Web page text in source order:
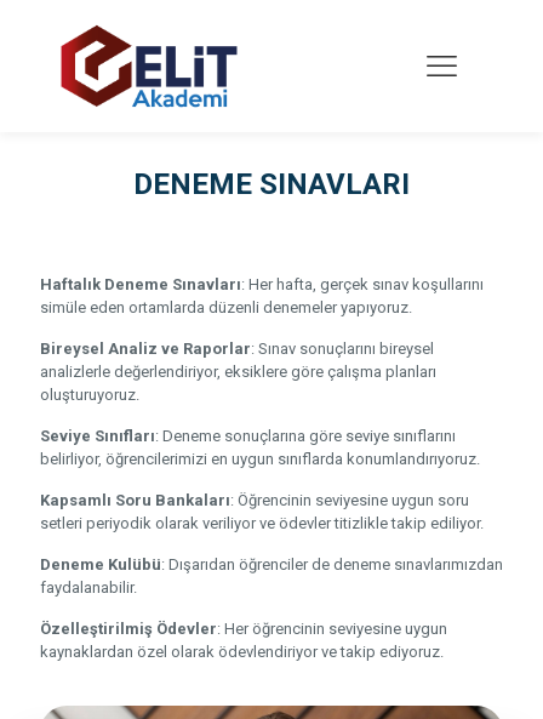
DENEME SINAVLARI
Haftalık Deneme Sınavları: Her hafta, gerçek sınav koşullarını
simüle eden ortamlarda düzenli denemeler yapıyoruz.
Bireysel Analiz ve Raporlar: Sınav sonuçlarını bireysel
analizlerle değerlendiriyor, eksiklere göre çalışma planları
oluşturuyoruz.
Seviye Sınıfları: Deneme sonuçlarına göre seviye sınıflarını
belirliyor, öğrencilerimizi en uygun sınıflarda konumlandırıyoruz.
Kapsamlı Soru Bankaları: Öğrencinin seviyesine uygun soru
setleri periyodik olarak veriliyor ve ödevler titizlikle takip ediliyor.
Deneme Kulübü: Dışarıdan öğrenciler de deneme sınavlarımızdan
faydalanabilir.
Özelleştirilmiş Ödevler: Her öğrencinin seviyesine uygun
kaynaklardan özel olarak ödevlendiriyor ve takip ediyoruz.